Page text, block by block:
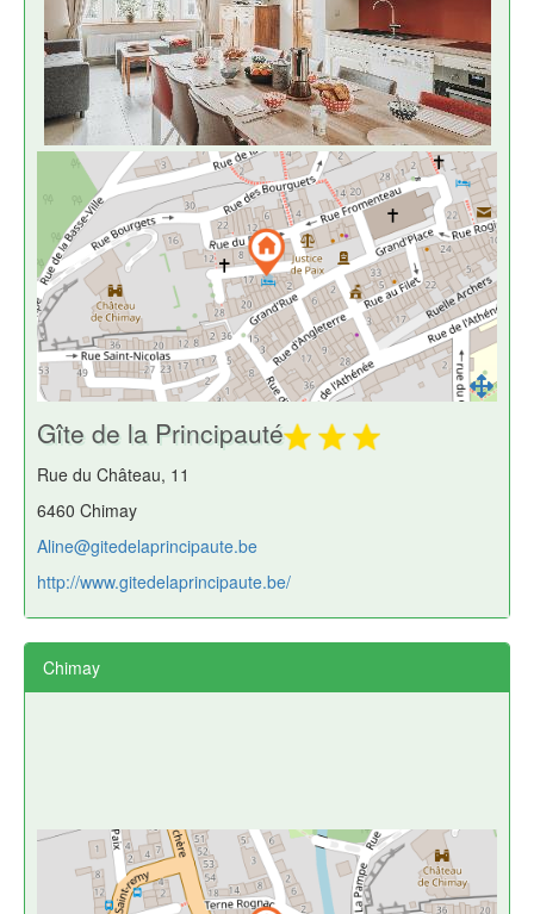
Gîte de la Principauté
Rue du Château, 11
6460 Chimay
Aline@gitedelaprincipaute.be
http://www.gitedelaprincipaute.be/
Chimay